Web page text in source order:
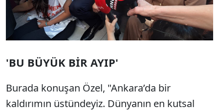
'BU BÜYÜK BİR AYIP'
Burada konuşan Özel, "Ankara’da bir
kaldırımın üstündeyiz. Dünyanın en kutsal